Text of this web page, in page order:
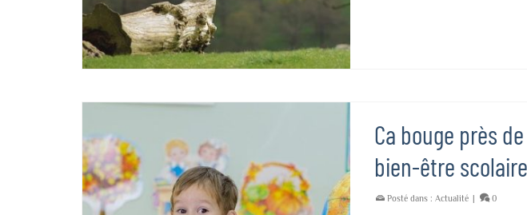
Ca bouge près
bien-être scolaire
Posté dans : Actualité | 0